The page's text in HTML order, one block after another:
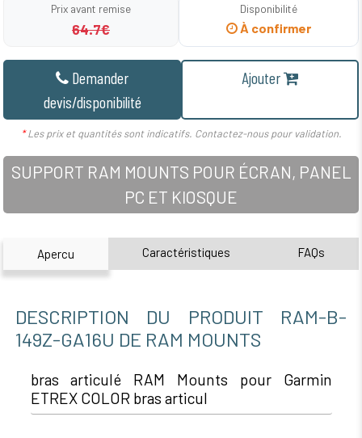
Prix avant remise
64.7€
Disponibilité
À confirmer
Demander
devis/disponibilité
Ajouter
*Les prix et quantités sont indicatifs. Contactez-nous pour validation.
SUPPORT RAM MOUNTS POUR ÉCRAN, PANEL
PC ET KIOSQUE
Apercu Caractéristiques FAQs
DESCRIPTION DU PRODUIT RAM-B-
149Z-GA16U DE RAM MOUNTS
bras articulé RAM Mounts pour Garmin
ETREX COLOR bras articul